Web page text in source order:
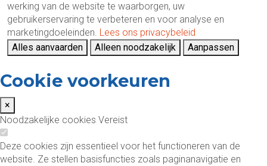
werking van de website te waarborgen, uw
gebruikerservaring te verbeteren en voor analyse en
marketingdoeleinden. Lees ons privacybeleid
Alles aanvaarden
Alleen noodzakelijk Aanpassen
Cookie voorkeuren
×
Noodzakelijke cookies Vereist
Deze cookies zijn essentieel voor het functioneren van de
website. Ze stellen basisfuncties zoals paginanavigatie en